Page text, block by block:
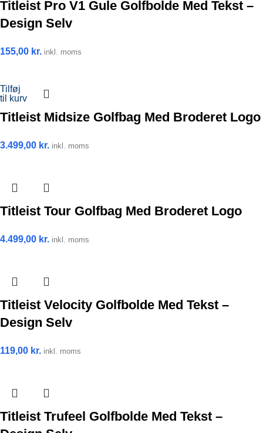
Titleist Pro V1 Gule Golfbolde Med Tekst –
Design Selv
155,00 kr. inkl. moms
Tilføj
til kurv
Titleist Midsize Golfbag Med Broderet Logo
3.499,00 kr. inkl. moms
Titleist Tour Golfbag Med Broderet Logo
4.499,00 kr. inkl. moms
Titleist Velocity Golfbolde Med Tekst –
Design Selv
119,00 kr. inkl. moms
Titleist Trufeel Golfbolde Med Tekst –